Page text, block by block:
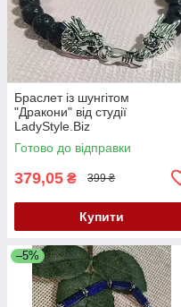
Браслет із шунгітом
"Дракони" від студії
LadyStyle.Biz
Готово до відправки
379,05 ₴ 399 ₴
Купити
–5%